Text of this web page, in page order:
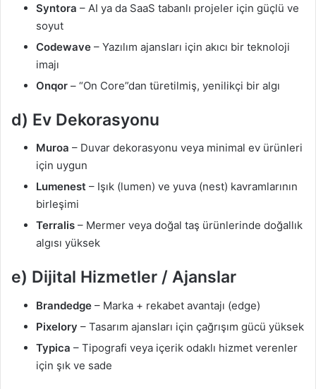
Syntora – AI ya da SaaS tabanlı projeler için güçlü ve
soyut
Codewave – Yazılım ajansları için akıcı bir teknoloji
imajı
Onqor – “On Core”dan türetilmiş, yenilikçi bir algı
d) Ev Dekorasyonu
Muroa – Duvar dekorasyonu veya minimal ev ürünleri
için uygun
Lumenest – Işık (lumen) ve yuva (nest) kavramlarının
birleşimi
Terralis – Mermer veya doğal taş ürünlerinde doğallık
algısı yüksek
e) Dijital Hizmetler / Ajanslar
Brandedge – Marka + rekabet avantajı (edge)
Pixelory – Tasarım ajansları için çağrışım gücü yüksek
Typica – Tipografi veya içerik odaklı hizmet verenler
için şık ve sade